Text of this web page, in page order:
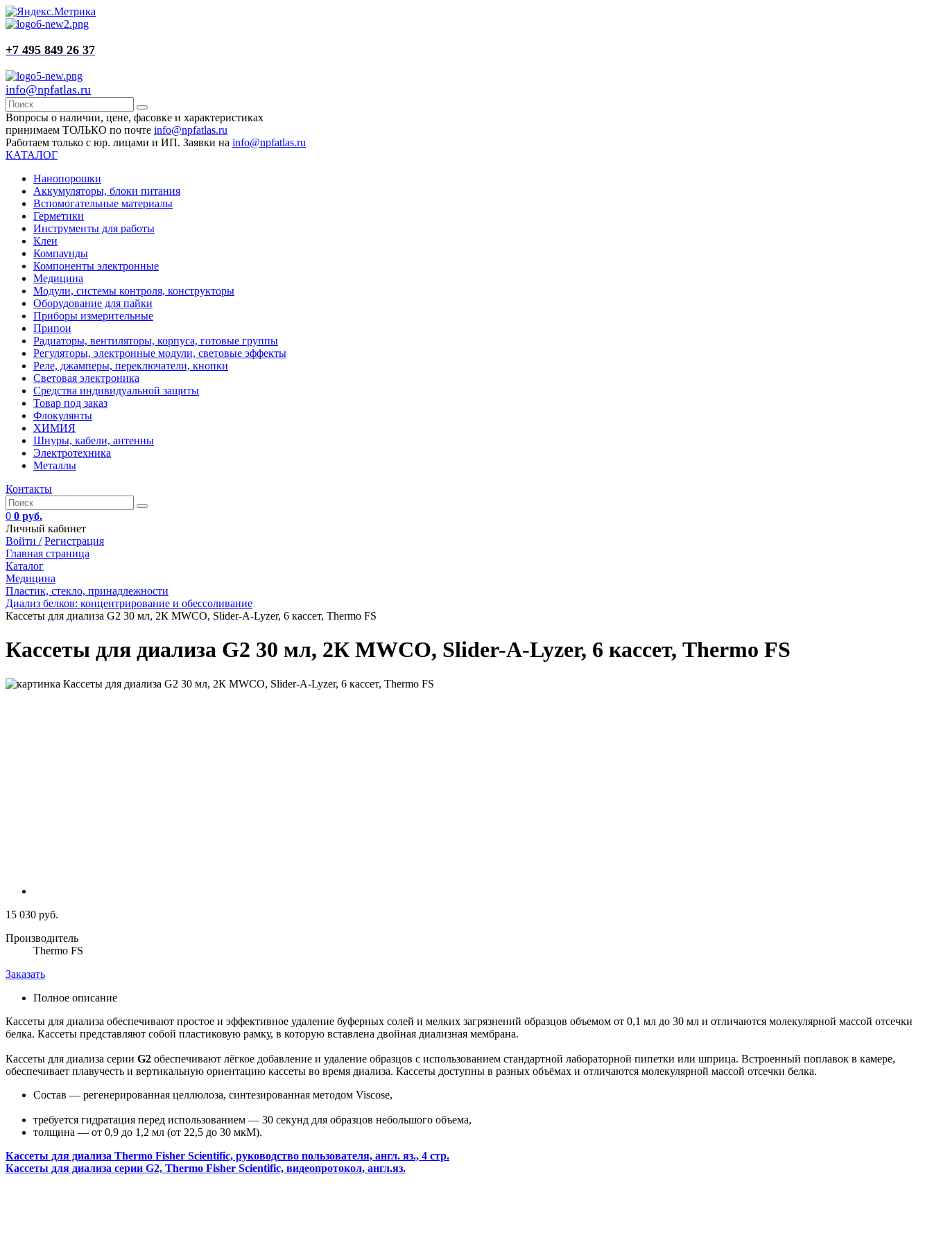
+7 495 849 26 37
info@npfatlas.ru
Вопросы о наличии, цене, фасовке и характеристиках
принимаем ТОЛЬКО по почте info@npfatlas.ru
Работаем только с юр. лицами и ИП. Заявки на info@npfatlas.ru
КАТАЛОГ
Нанопорошки
Аккумуляторы, блоки питания
Вспомогательные материалы
Герметики
Инструменты для работы
Клеи
Компаунды
Компоненты электронные
Медицина
Модули, системы контроля, конструкторы
Оборудование для пайки
Приборы измерительные
Припои
Радиаторы, вентиляторы, корпуса, готовые группы
Регуляторы, электронные модули, световые эффекты
Реле, джамперы, переключатели, кнопки
Световая электроника
Средства индивидуальной защиты
Товар под заказ
Флокулянты
ХИМИЯ
Шнуры, кабели, антенны
Электротехника
Металлы
Контакты
0 0 руб.
Личный кабинет
Войти / Регистрация
Главная страница
Каталог
Медицина
Пластик, стекло, принадлежности
Диализ белков: концентрирование и обессоливание
Кассеты для диализа G2 30 мл, 2К MWCO, Slider-A-Lyzer, 6 кассет, Thermo FS
Кассеты для диализа G2 30 мл, 2К MWCO, Slider-A-Lyzer, 6 кассет, Thermo FS
15 030 руб.
Производитель
Thermo FS
Заказать
Полное описание
Кассеты для диализа обеспечивают простое и эффективное удаление буферных солей и мелких загрязнений образцов объемом от 0,1 мл до 30 мл и отличаются молекулярной массой отсечки
белка. Кассеты представляют собой пластиковую рамку, в которую вставлена двойная диализная мембрана.
Кассеты для диализа серии G2 обеспечивают лёгкое добавление и удаление образцов с использованием стандартной лабораторной пипетки или шприца. Встроенный поплавок в камере,
обеспечивает плавучесть и вертикальную ориентацию кассеты во время диализа. Кассеты доступны в разных объёмах и отличаются молекулярной массой отсечки белка.
Состав — регенерированная целлюлоза, синтезированная методом Viscose,
требуется гидратация перед использованием — 30 секунд для образцов небольшого объема,
толщина — от 0,9 до 1,2 мл (от 22,5 до 30 мкМ).
Кассеты для диализа Thermo Fisher Scientific, руководство пользователя, англ. яз., 4 стр.
Кассеты для диализа серии G2, Thermo Fisher Scientific, видеопротокол, англ.яз.